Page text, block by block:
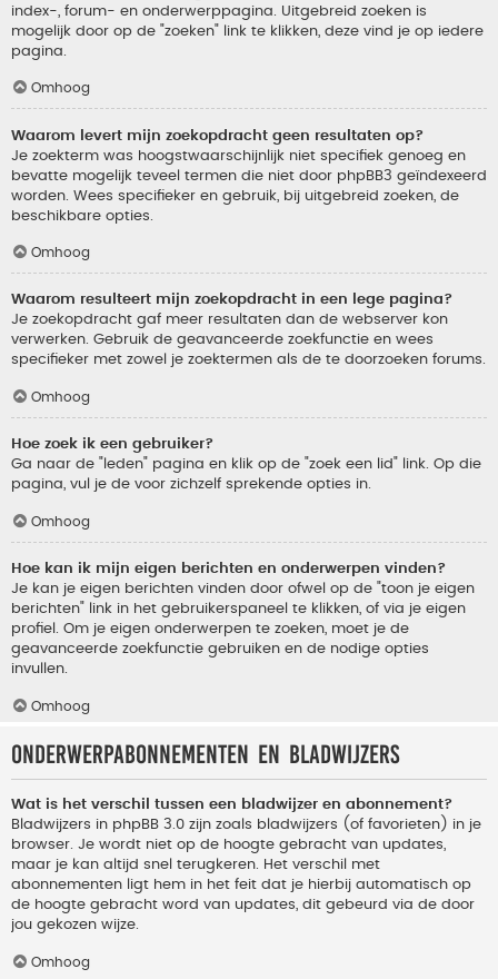
index-, forum- en onderwerppagina. Uitgebreid zoeken is
mogelijk door op de "zoeken" link te klikken, deze vind je op iedere
pagina.
Omhoog
Waarom levert mijn zoekopdracht geen resultaten op?
Je zoekterm was hoogstwaarschijnlijk niet specifiek genoeg en
bevatte mogelijk teveel termen die niet door phpBB3 geïndexeerd
worden. Wees specifieker en gebruik, bij uitgebreid zoeken, de
beschikbare opties.
Omhoog
Waarom resulteert mijn zoekopdracht in een lege pagina?
Je zoekopdracht gaf meer resultaten dan de webserver kon
verwerken. Gebruik de geavanceerde zoekfunctie en wees
specifieker met zowel je zoektermen als de te doorzoeken forums.
Omhoog
Hoe zoek ik een gebruiker?
Ga naar de "leden" pagina en klik op de "zoek een lid" link. Op die
pagina, vul je de voor zichzelf sprekende opties in.
Omhoog
Hoe kan ik mijn eigen berichten en onderwerpen vinden?
Je kan je eigen berichten vinden door ofwel op de "toon je eigen
berichten" link in het gebruikerspaneel te klikken, of via je eigen
profiel. Om je eigen onderwerpen te zoeken, moet je de
geavanceerde zoekfunctie gebruiken en de nodige opties
invullen.
Omhoog
Onderwerpabonnementen en bladwijzers
Wat is het verschil tussen een bladwijzer en abonnement?
Bladwijzers in phpBB 3.0 zijn zoals bladwijzers (of favorieten) in je
browser. Je wordt niet op de hoogte gebracht van updates,
maar je kan altijd snel terugkeren. Het verschil met
abonnementen ligt hem in het feit dat je hierbij automatisch op
de hoogte gebracht word van updates, dit gebeurd via de door
jou gekozen wijze.
Omhoog